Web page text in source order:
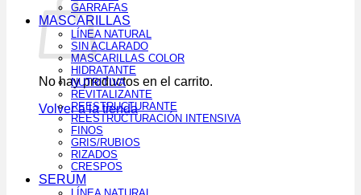
No hay productos en el carrito.
Volver a la tienda
GARRAFAS
MASCARILLAS
LÍNEA NATURAL
SIN ACLARADO
MASCARILLAS COLOR
HIDRATANTE
NUTRITIVA
REVITALIZANTE
REESTRUCTURANTE
REESTRUCTURACIÓN INTENSIVA
FINOS
GRIS/RUBIOS
RIZADOS
CRESPOS
SERUM